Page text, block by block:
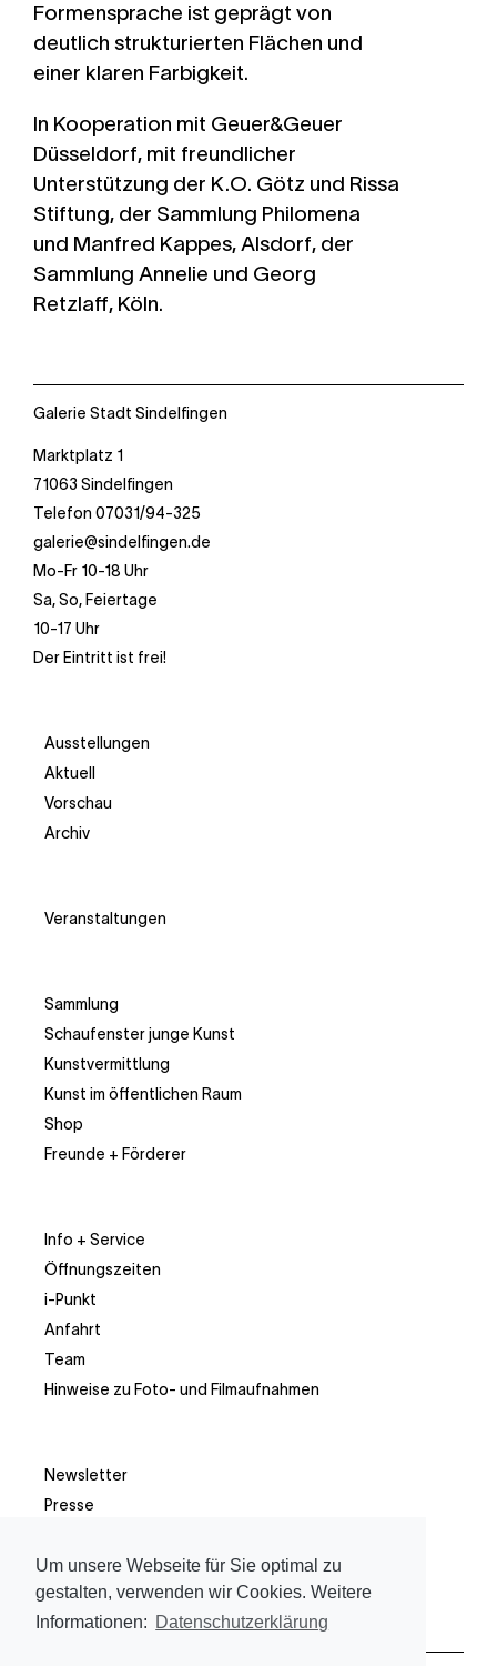
Um unsere Webseite für Sie optimal zu
gestalten, verwenden wir Cookies. Weitere
Informationen: Datenschutzerklärung
Formensprache ist geprägt von
deutlich strukturierten Flächen und
einer klaren Farbigkeit.
In Kooperation mit Geuer&Geuer
Düsseldorf, mit freundlicher
Unterstützung der K.O. Götz und Rissa
Stiftung, der Sammlung Philomena
und Manfred Kappes, Alsdorf, der
Sammlung Annelie und Georg
Retzlaff, Köln.
Galerie Stadt Sindelfingen
Marktplatz 1
71063 Sindelfingen
Telefon 07031/94-325
galerie@sindelfingen.de
Mo-Fr 10-18 Uhr
Sa, So, Feiertage
10-17 Uhr
Der Eintritt ist frei!
Ausstellungen
Aktuell
Vorschau
Archiv
Veranstaltungen
Sammlung
Schaufenster junge Kunst
Kunstvermittlung
Kunst im öffentlichen Raum
Shop
Freunde + Förderer
Info + Service
Öffnungszeiten
i-Punkt
Anfahrt
Team
Hinweise zu Foto- und Filmaufnahmen
Newsletter
Presse
Instagram